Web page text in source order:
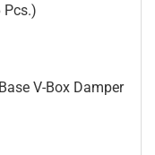
Pcs.)
V-Box Damper